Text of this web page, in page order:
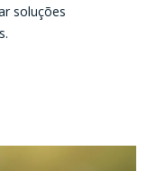
soluções